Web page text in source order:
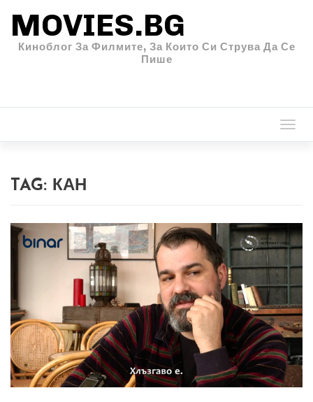
MOVIES.BG
Киноблог За Филмите, За Които Си Струва Да Се
Пише
TAG: КАН